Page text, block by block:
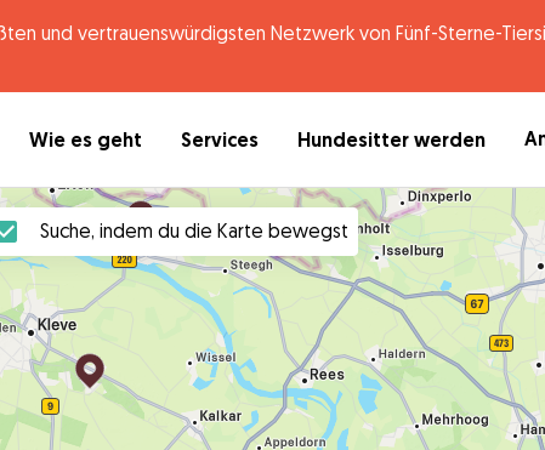
und vertrauenswürdigsten Netzwerk von Fünf-Sterne-
Wie es geht Services Hundesitter werden
Suche, indem du die Karte bewegst